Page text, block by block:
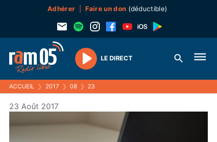
Adhérer Faire un don (déductible)
Play
LE DIRECT
ACCUEIL ❯ 2017 ❯ 08 ❯ 23
23 Août 2017